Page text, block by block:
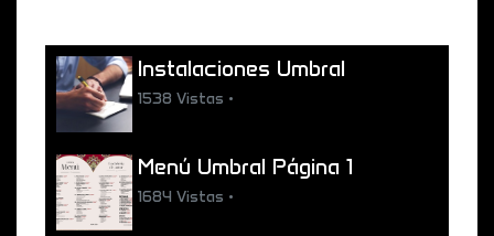
Instalaciones Umbral
1538 Vistas •
Menú Umbral Página 1
1684 Vistas •